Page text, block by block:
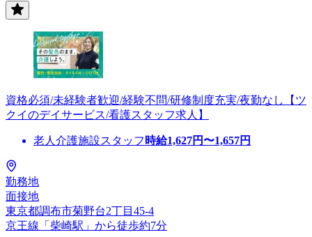
資格必須/未経験者歓迎/経験不問/研修制度充実/夜勤なし【ツ
クイのデイサービス/看護スタッフ求人】
老人介護施設スタッフ 時給1,627円〜1,657円
勤務地
面接地
東京都調布市菊野台2丁目45-4
京王線「柴崎駅」から徒歩約7分